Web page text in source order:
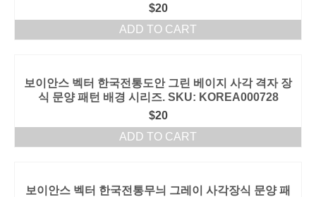
$20
ADD TO CART
보이안스 벡터 한국전통도안 그린 베이지 사각 격자 장
식 문양 패턴 배경 시리즈. SKU: KOREA000728
$20
ADD TO CART
보이안스 벡터 한국전통무늬 그레이 사각장식 문양 패